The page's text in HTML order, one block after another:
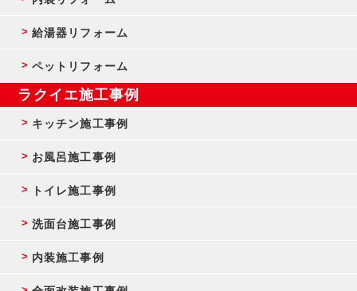
給湯器リフォーム
ペットリフォーム
ラクイエ施工事例
キッチン施工事例
お風呂施工事例
トイレ施工事例
洗面台施工事例
内装施工事例